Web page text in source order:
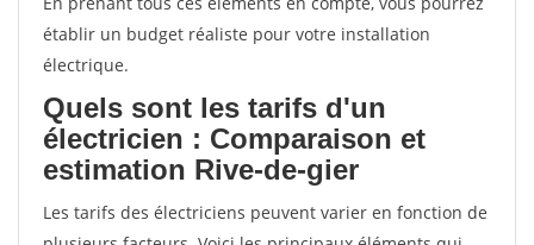
établir un budget réaliste pour votre installation
électrique.
Quels sont les tarifs d'un
électricien : Comparaison et
estimation Rive-de-gier
Les tarifs des électriciens peuvent varier en fonction de